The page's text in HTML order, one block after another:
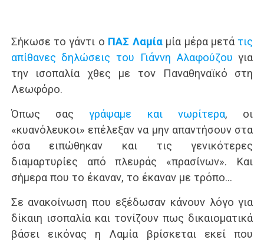
Σήκωσε το γάντι ο ΠΑΣ Λαμίαμία μέρα μετάτις
απίθανες δηλώσεις του Γιάννη Αλαφούζου για
την ισοπαλία χθες με τον Παναθηναϊκό στη
Λεωφόρο.
Όπως σαςγράψαμε και νωρίτερα, οι
«κυανόλευκοι» επέλεξαν να μην απαντήσουν στα
όσα ειπώθηκαν και τις γενικότερες
διαμαρτυρίες από πλευράς «πρασίνων». Και
σήμερα που το έκαναν, το έκαναν με τρόπο…
Σε ανακοίνωση που εξέδωσαν κάνουν λόγο για
δίκαιη ισοπαλία και τονίζουν πως δικαιοματικά
βάσει εικόνας η Λαμία βρίσκεται εκεί που